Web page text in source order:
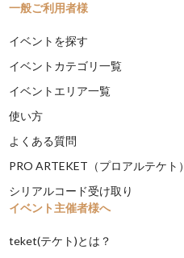
一般ご利用者様
イベントを探す
イベントカテゴリ一覧
イベントエリア一覧
使い方
よくある質問
PRO ARTEKET（プロアルテケト）
シリアルコード受け取り
イベント主催者様へ
teket(テケト)とは？